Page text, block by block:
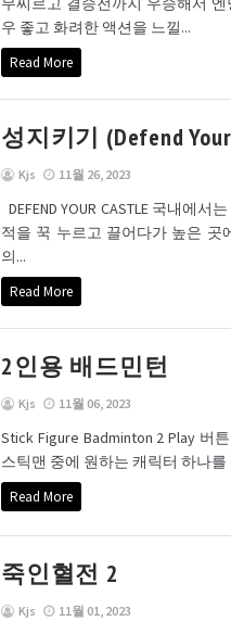
우 좋고 화려한 액션을 느낄...
Read More
성지키기 (Defend
Kjs 11월 26, 2023
DEFEND YOUR CASTLE 국내에
적을 꾹 누르고 끌어다가 높은 곳
의...
Read More
2인용 배드민턴
Kjs 11월 06, 2023
Stick Figure Badminton 2 Play 버
스틱맨 중에 원하는 캐릭터 하나
Read More
죽인혈전 2
Kjs 11월 01, 2023